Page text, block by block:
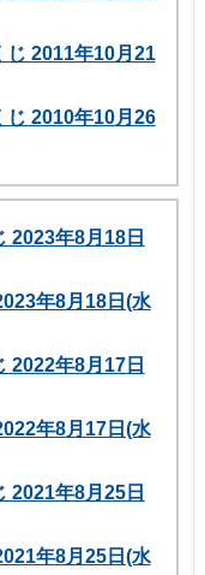
じ 2011年10月21
じ 2010年10月26
2023年8月18日
年8月18日(水
2022年8月17日
年8月17日(水
2021年8月25日
年8月25日(水